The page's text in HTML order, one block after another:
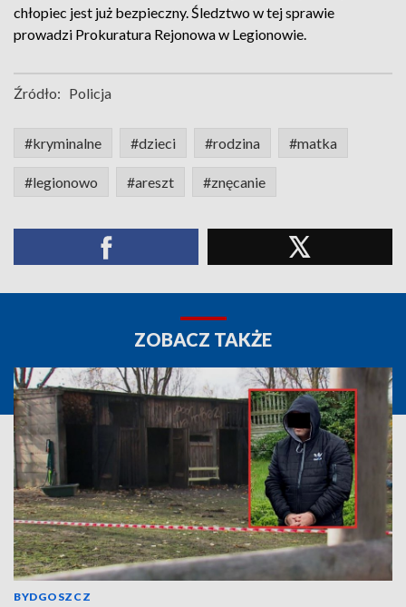
chłopiec jest już bezpieczny. Śledztwo w tej sprawie
prowadzi Prokuratura Rejonowa w Legionowie.
Źródło: Policja
#kryminalne #dzieci #rodzina #matka
#legionowo #areszt #znęcanie
ZOBACZ TAKŻE
BYDGOSZCZ